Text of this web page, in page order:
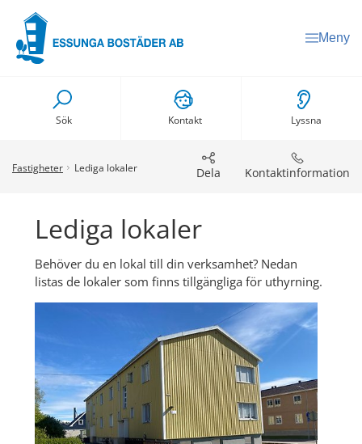
Meny
Sök Kontakt Lyssna
Fastigheter Lediga lokaler Dela Kontaktinformation
Lediga lokaler
Behöver du en lokal till din verksamhet? Nedan
listas de lokaler som finns tillgängliga för uthyrning.